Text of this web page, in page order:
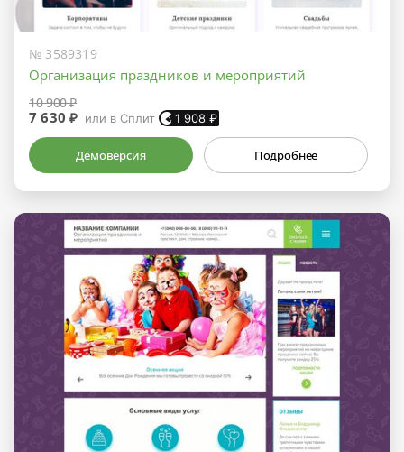
№ 3589319
Организация праздников и мероприятий
10 900 ₽
7 630 ₽ или в Сплит 1 908 ₽
Демоверсия Подробнее